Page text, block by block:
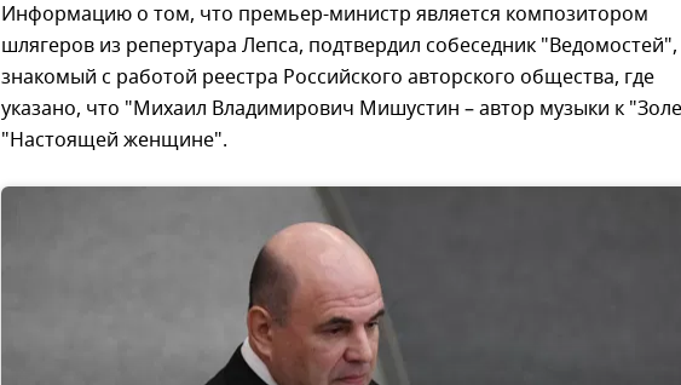
Информацию о том, что премьер-министр является композитором
шлягеров из репертуара Лепса, подтвердил собеседник "Ведомостей",
знакомый с работой реестра Российского авторского общества, где
указано, что "Михаил Владимирович Мишустин – автор музыки к
"Настоящей женщине".